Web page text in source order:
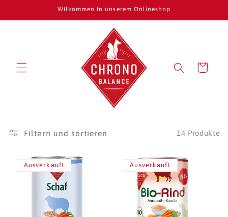
Inhalt
Wilkommen in unserem Onlineshop
Warenkorb
Filtern und sortieren 14 Produkte
Ausverkauft Ausverkauft